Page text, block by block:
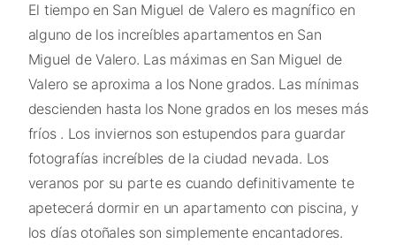
El tiempo en San Miguel de Valero es magnífico en
alguno de los increíbles apartamentos en San
Miguel de Valero. Las máximas en San Miguel de
Valero se aproxima a los None grados. Las mínimas
descienden hasta los None grados en los meses más
fríos . Los inviernos son estupendos para guardar
fotografías increíbles de la ciudad nevada. Los
veranos por su parte es cuando definitivamente te
apetecerá dormir en un apartamento con piscina, y
los días otoñales son simplemente encantadores.